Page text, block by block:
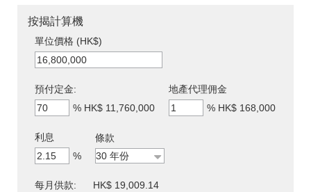
按揭計算機
單位價格 (HK$)
預付定金:
% HK$ 11,760,000
地產代理佣金
% HK$ 168,000
利息
%
條款
每月供款:
HK$ 19,009.14